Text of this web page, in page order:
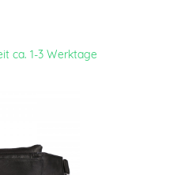
ca. 1-3 Werktage